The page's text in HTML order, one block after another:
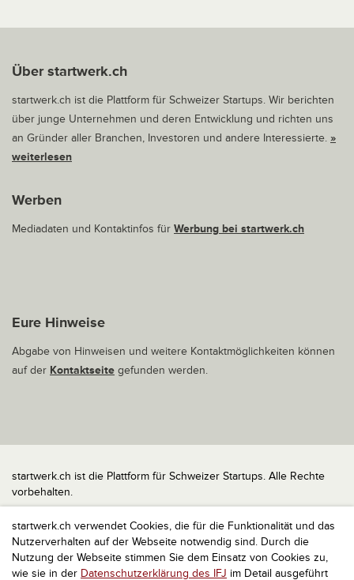
startwerk.ch verwendet Cookies, die für die Funktionalität und das
Nutzerverhalten auf der Webseite notwendig sind. Durch die
Nutzung der Webseite stimmen Sie dem Einsatz von Cookies zu,
wie sie in der Datenschutzerklärung des IFJ im Detail ausgeführt
Über startwerk.ch
startwerk.ch ist die Plattform für Schweizer Startups. Wir berichten
über junge Unternehmen und deren Entwicklung und richten uns
an Gründer aller Branchen, Investoren und andere Interessierte. »
weiterlesen
Werben
Mediadaten und Kontaktinfos für Werbung bei startwerk.ch
Eure Hinweise
Abgabe von Hinweisen und weitere Kontaktmöglichkeiten können
auf der Kontaktseite gefunden werden.
startwerk.ch ist die Plattform für Schweizer Startups. Alle Rechte
vorbehalten.
Impressum
Kontakt
nach oben